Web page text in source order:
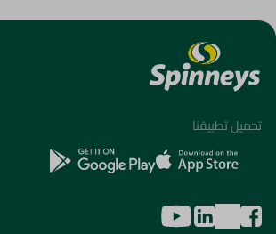
تحميل تطبيقنا